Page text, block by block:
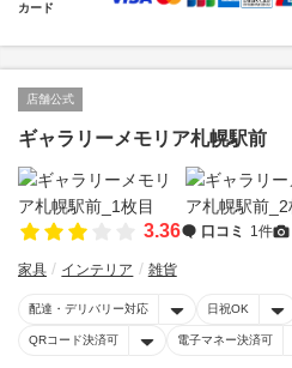
カード
店舗公式
ギャラリーメモリア札幌駅前
3.36 口コミ 1件
家具 インテリア 雑貨
配達・デリバリー対応 日祝OK
QRコード決済可 電子マネー決済可